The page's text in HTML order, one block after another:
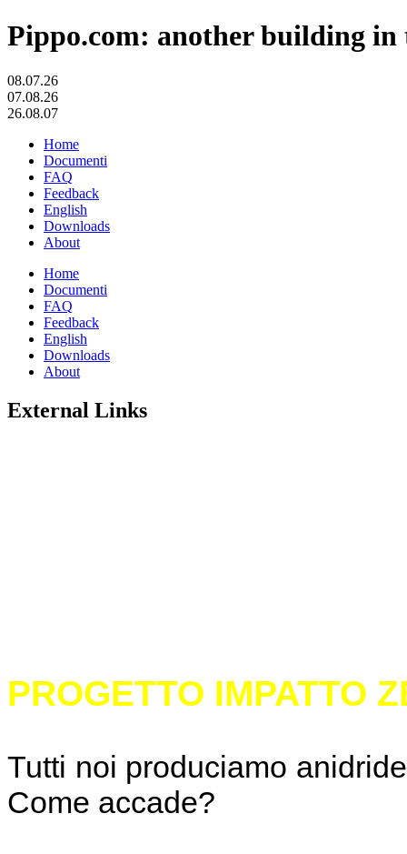
Pippo.com: another building in
08.07.26
07.08.26
26.08.07
Home
Documenti
FAQ
Feedback
English
Downloads
About
Home
Documenti
FAQ
Feedback
English
Downloads
About
External Links
PROGETTO IMPATTO
Tutti noi produciamo
Come accade?